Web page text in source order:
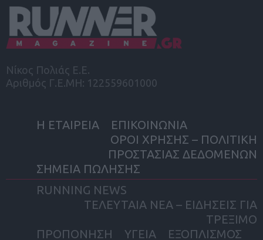
Νίκος Πολιάς Ε.Ε.
Αριθμός Γ.Ε.ΜΗ: 122559601000
Η ΕΤΑΙΡΕΙΑ
ΕΠΙΚΟΙΝΩΝΙΑ
ΟΡΟΙ ΧΡΗΣΗΣ – ΠΟΛΙΤΙΚΗ
ΠΡΟΣΤΑΣΙΑΣ ΔΕΔΟΜΕΝΩΝ
ΣΗΜΕΙΑ ΠΩΛΗΣΗΣ
RUNNING NEWS
ΤΕΛΕΥΤΑΙΑ ΝΕΑ – ΕΙΔΗΣΕΙΣ ΓΙΑ
ΤΡΕΞΙΜΟ
ΠΡΟΠΟΝΗΣΗ
ΥΓΕΙΑ ΕΞΟΠΛΙΣΜΟΣ